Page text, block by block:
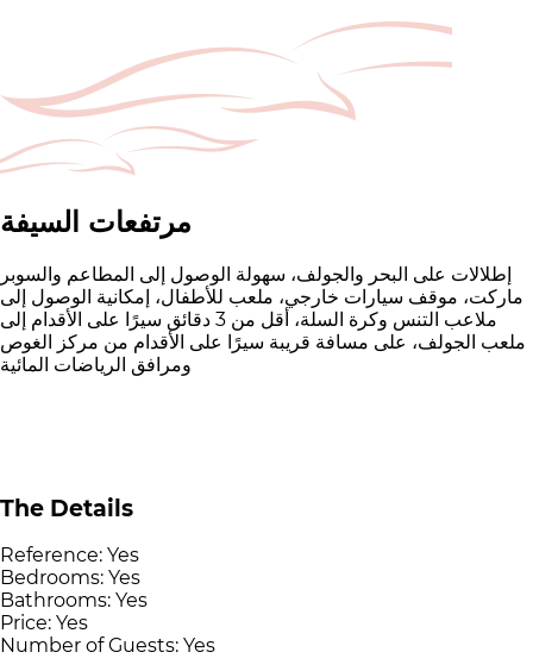
مرتفعات السيفة
إطلالات على البحر والجولف، سهولة الوصول إلى المطاعم والسوبر
ماركت، موقف سيارات خارجي، ملعب للأطفال، إمكانية الوصول إلى
ملاعب التنس وكرة السلة، أقل من 3 دقائق سيرًا على الأقدام إلى
ملعب الجولف، على مسافة قريبة سيرًا على الأقدام من مركز الغوص
ومرافق الرياضات المائية
The Details
Reference: Yes
Bedrooms: Yes
Bathrooms: Yes
Price: Yes
Number of Guests: Yes